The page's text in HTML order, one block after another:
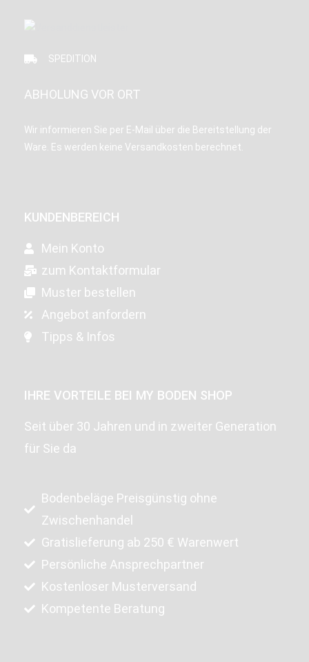
SPEDITION
ABHOLUNG VOR ORT
Wir informieren Sie per E-Mail über die Bereitstellung der
Ware. Es werden keine Versandkosten berechnet.
KUNDENBEREICH
Mein Konto
zum Kontaktformular
Muster bestellen
Angebot anfordern
Tipps & Infos
IHRE VORTEILE BEI MY BODEN SHOP
Seit über 30 Jahren und in zweiter Generation
für Sie da
Bodenbeläge Preisgünstig ohne
Zwischenhandel
Gratislieferung ab 250 € Warenwert
Persönliche Ansprechpartner
Kostenloser Musterversand
Kompetente Beratung